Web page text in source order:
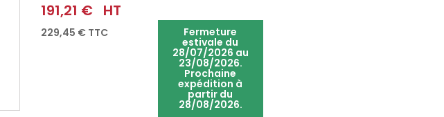
191,21 € HT
229,45 € TTC Fermeture
estivale du
28/07/2026 au
23/08/2026.
Prochaine
expédition à
partir du
28/08/2026.